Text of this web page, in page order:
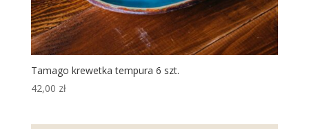
Tamago krewetka tempura 6 szt.
42,00 zł